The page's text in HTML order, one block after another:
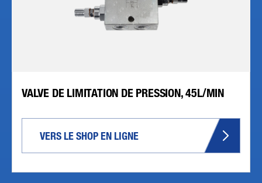
VALVE DE LIMITATION DE PRESSION, 45L/MIN
VERS LE SHOP EN LIGNE